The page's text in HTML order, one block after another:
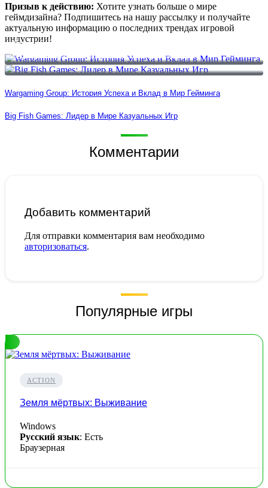
Призыв к действию: Хотите узнать больше о мире
геймдизайна? Подпишитесь на нашу рассылку и получайте
актуальную информацию о последних трендах игровой
индустрии!
Wargaming Group: История Успеха и Вклад в Мир Гейминга
Big Fish Games: Лидер в Мире Казуальных Игр
Wargaming Group: История Успеха и Вклад в Мир Гейминга
Big Fish Games: Лидер в Мире Казуальных Игр
Комментарии
Добавить комментарий
Для отправки комментария вам необходимо
авторизоваться.
Популярные игры
ACTION
Земля мёртвых: Выживание
Windows
Русский язык: Есть
Браузерная